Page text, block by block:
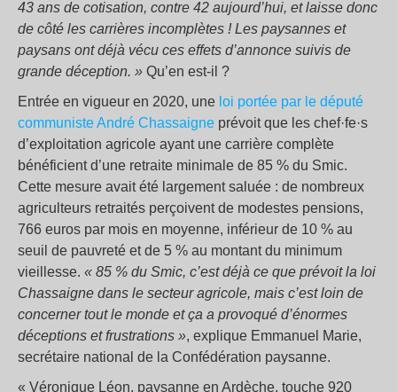
43 ans de cotisation, contre 42 aujourd’hui, et laisse donc
de côté les carrières incomplètes ! Les paysannes et
paysans ont déjà vécu ces effets d’annonce suivis de
grande déception. » Qu’en est-il ?
Entrée en vigueur en 2020, une loi portée par le député
communiste André Chassaigne prévoit que les chef·fe·s
d’exploitation agricole ayant une carrière complète
bénéficient d’une retraite minimale de 85 % du Smic.
Cette mesure avait été largement saluée : de nombreux
agriculteurs retraités perçoivent de modestes pensions,
766 euros par mois en moyenne, inférieur de 10 % au
seuil de pauvreté et de 5 % au montant du minimum
vieillesse. « 85 % du Smic, c’est déjà ce que prévoit la loi
Chassaigne dans le secteur agricole, mais c’est loin de
concerner tout le monde et ça a provoqué d’énormes
déceptions et frustrations », explique Emmanuel Marie,
secrétaire national de la Confédération paysanne.
« Véronique Léon, paysanne en Ardèche, touche 920